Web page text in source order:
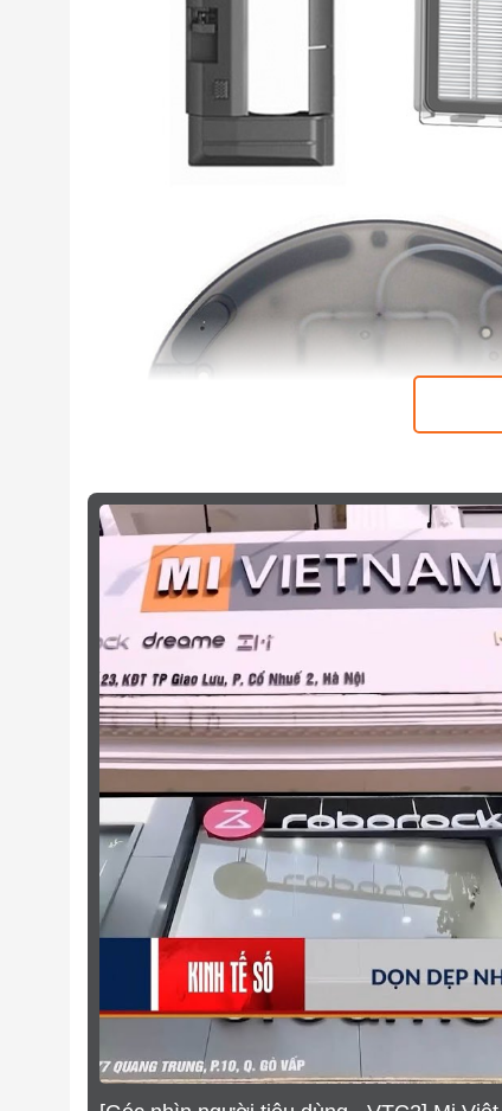
CÂU
Làm sao tôi có thể biết đây là hàng chính
Giá sản phẩm trên web đã bao gồm thuế
Có được kiểm tra sản phẩm trước khi nhận
Tôi cần hướng dẫn sử dụng chi tiết về sản
Phương thức trả góp sản phẩm như thế
Mua trực tiếp và online thì chất lượng sản